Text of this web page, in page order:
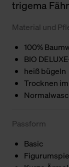
trigema
Material und
100%
BIO
heiß bügeln
Trocknen
Passform
Basic